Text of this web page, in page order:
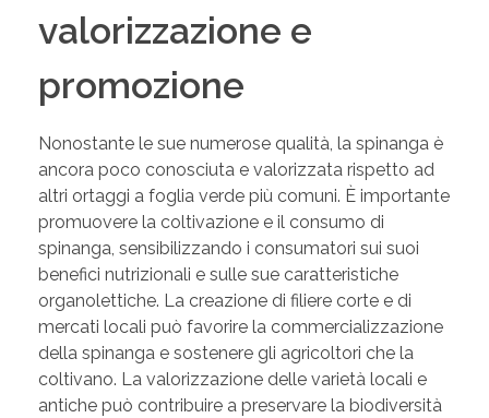
valorizzazione e
promozione
Nonostante le sue numerose qualità, la spinanga è
ancora poco conosciuta e valorizzata rispetto ad
altri ortaggi a foglia verde più comuni. È importante
promuovere la coltivazione e il consumo di
spinanga, sensibilizzando i consumatori sui suoi
benefici nutrizionali e sulle sue caratteristiche
organolettiche. La creazione di filiere corte e di
mercati locali può favorire la commercializzazione
della spinanga e sostenere gli agricoltori che la
coltivano. La valorizzazione delle varietà locali e
antiche può contribuire a preservare la biodiversità